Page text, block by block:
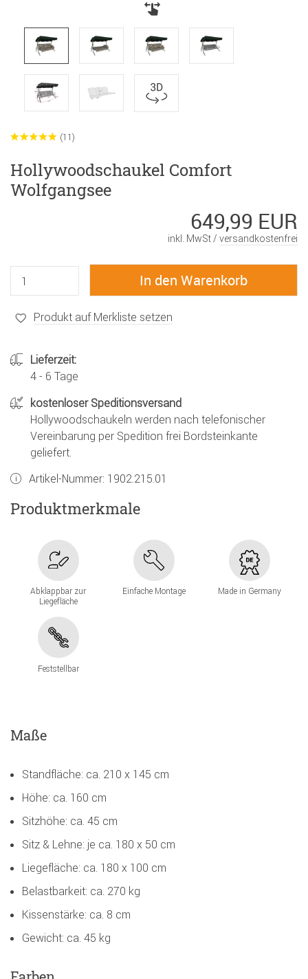
(11)
Hollywoodschaukel Comfort
Wolfgangsee
649,99 EUR
inkl. MwSt / versandkostenfrei
Produkt auf Merkliste setzen
Lieferzeit:
4 - 6 Tage
kostenloser Speditionsversand
Hollywoodschaukeln werden nach telefonischer
Vereinbarung per Spedition frei Bordsteinkante
geliefert.
Artikel-Nummer: 1902.215.01
Produktmerkmale
Abklappbar zur
Liegefläche
Einfache Montage Made in Germany
Feststellbar
Maße
Standfläche: ca. 210 x 145 cm
Höhe: ca. 160 cm
Sitzhöhe: ca. 45 cm
Sitz & Lehne: je ca. 180 x 50 cm
Liegefläche: ca. 180 x 100 cm
Belastbarkeit: ca. 270 kg
Kissenstärke: ca. 8 cm
Gewicht: ca. 45 kg